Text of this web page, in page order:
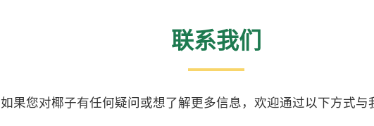
联系我们
如果您对椰子有任何疑问或想了解更多信息，欢迎通过以下方式与